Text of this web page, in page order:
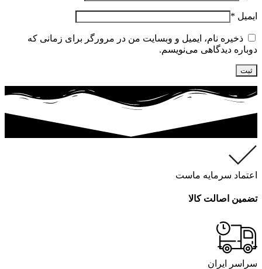
ایمیل *
ذخیره نام، ایمیل و وبسایت من در مرورگر برای زمانی که
دوباره دیدگاهی می‌نویسم.
اعتماد سرمایه ماست
تضمین اصالت کالا
سراسر ایران